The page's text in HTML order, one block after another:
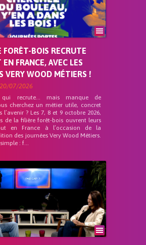
FORÊT-BOIS RECRUTE
FRANCE, AVEC LES
VERY WOOD MÉTIERS !
20/07/2026
recrute… mais manque de
cherchez un métier utile, concret
l’avenir ? Les 7, 8 et 9 octobre 2026,
de la filière forêt-bois ouvrent leurs
en France à l’occasion de la
des journées Very Wood Métiers.
: f...